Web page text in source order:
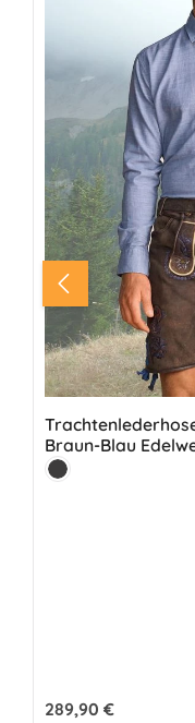
Braun-Blau
Farbe:
Antik
Regulärer Preis:
289,90 €